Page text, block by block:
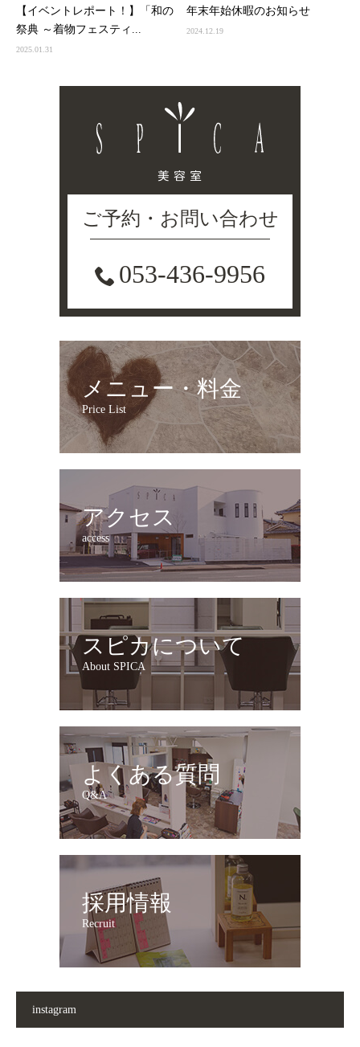
【イベントレポート！】「和の
祭典 ～着物フェスティ...
2025.01.31
年末年始休暇のお知らせ
2024.12.19
ご予約・お問い合わせ
053-436-9956
メニュー・料金
Price List
アクセス
access
スピカについて
About SPICA
よくある質問
Q&A
採用情報
Recruit
instagram